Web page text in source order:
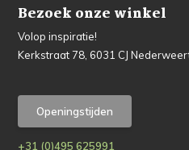
Bezoek onze winkel
Volop inspiratie!
Kerkstraat 78, 6031 CJ
Openingstijden
+31 (0)495 625991